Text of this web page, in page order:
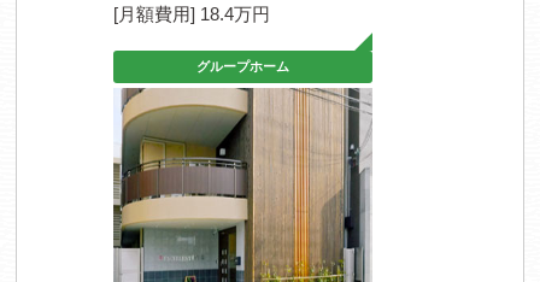
[月額費用] 18.4万円
グループホーム